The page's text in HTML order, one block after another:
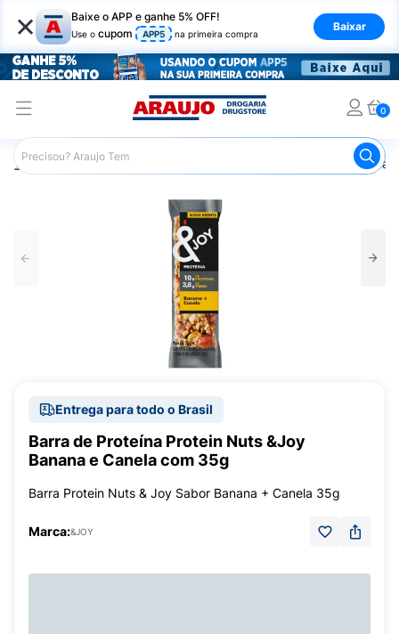
× Baixe o APP e ganhe 5% OFF!
Use o cupom APP5 na primeira compra
Baixar
0
Araujo Nutrição Saudável Barra de Cereal
Entrega para todo o Brasil
Barra de Proteína Protein Nuts &Joy
Banana e Canela com 35g
Barra Protein Nuts & Joy Sabor Banana + Canela 35g
Marca:&JOY